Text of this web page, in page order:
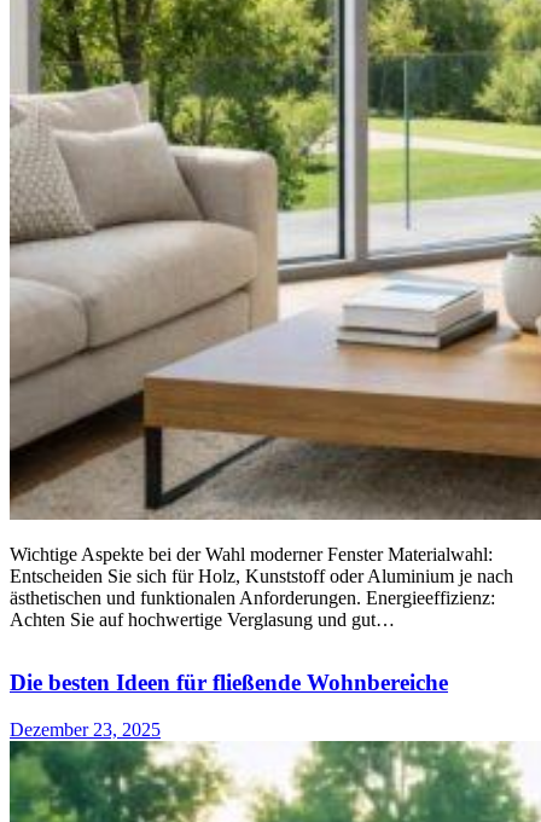
Wichtige Aspekte bei der Wahl moderner Fenster Materialwahl:
Entscheiden Sie sich für Holz, Kunststoff oder Aluminium je nach
ästhetischen und funktionalen Anforderungen. Energieeffizienz:
Achten Sie auf hochwertige Verglasung und gut…
Die besten Ideen für fließende Wohnbereiche
Dezember 23, 2025